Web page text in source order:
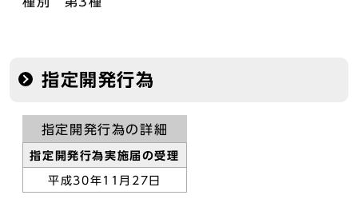
指定開発行為
指定開発行為の詳細
指定開発行為実施届の受理
平成30年11月27日